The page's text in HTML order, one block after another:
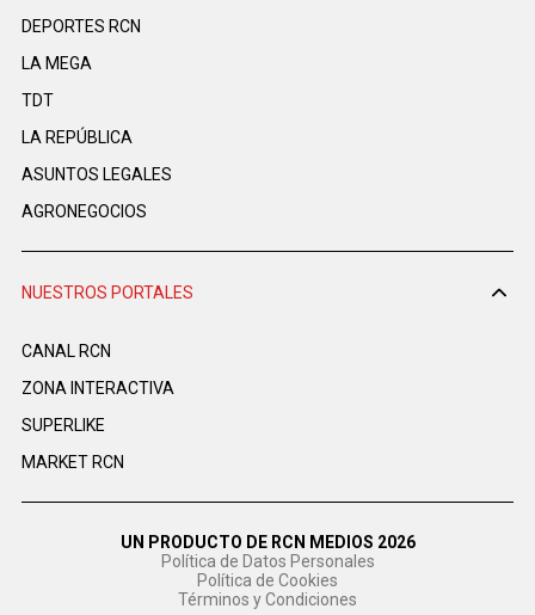
DEPORTES RCN
LA MEGA
TDT
LA REPÚBLICA
ASUNTOS LEGALES
AGRONEGOCIOS
NUESTROS PORTALES
CANAL RCN
ZONA INTERACTIVA
SUPERLIKE
MARKET RCN
UN PRODUCTO DE RCN MEDIOS 2026
Política de Datos Personales
Política de Cookies
Términos y Condiciones